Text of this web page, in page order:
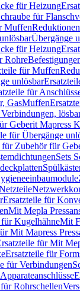
für Heizung
für
MuffenReduktionen
Übergänge
für Heizung
Rohre
für Muffen
unlösbar
für
GasMuffen
Geberit Mapress
für Übergänge
für Zubehör für
Sets
Ersatzteile für
Mit Mepla
KugelhähneMit
Mit Mapress
für Mit
Ersatzteile für
für Verbindungen
Apparateanschlüsse
Rohrschellen